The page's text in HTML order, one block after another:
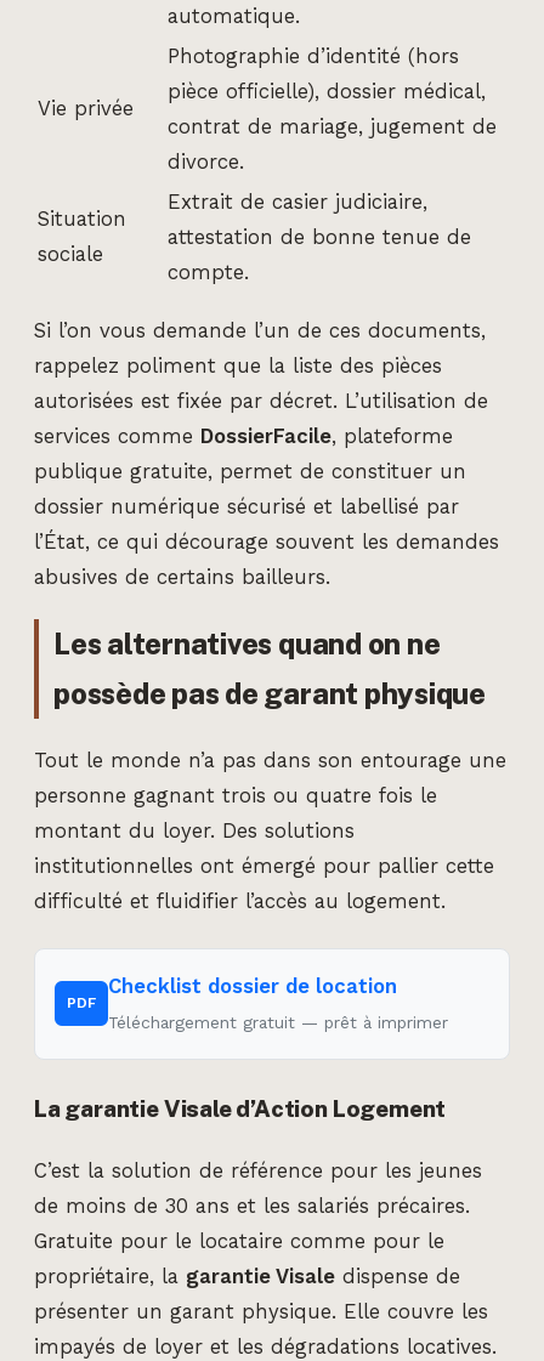
automatique.
Vie privée
Photographie d’identité (hors
pièce officielle), dossier médical,
contrat de mariage, jugement de
divorce.
Situation
sociale
Extrait de casier judiciaire,
attestation de bonne tenue de
compte.
Si l’on vous demande l’un de ces documents,
rappelez poliment que la liste des pièces
autorisées est fixée par décret. L’utilisation de
services comme DossierFacile, plateforme
publique gratuite, permet de constituer un
dossier numérique sécurisé et labellisé par
l’État, ce qui décourage souvent les demandes
abusives de certains bailleurs.
Les alternatives quand on ne
possède pas de garant physique
Tout le monde n’a pas dans son entourage une
personne gagnant trois ou quatre fois le
montant du loyer. Des solutions
institutionnelles ont émergé pour pallier cette
difficulté et fluidifier l’accès au logement.
PDF
Checklist dossier de location
Téléchargement gratuit — prêt à imprimer
La garantie Visale d’Action Logement
C’est la solution de référence pour les jeunes
de moins de 30 ans et les salariés précaires.
Gratuite pour le locataire comme pour le
propriétaire, la garantie Visale dispense de
présenter un garant physique. Elle couvre les
impayés de loyer et les dégradations locatives.